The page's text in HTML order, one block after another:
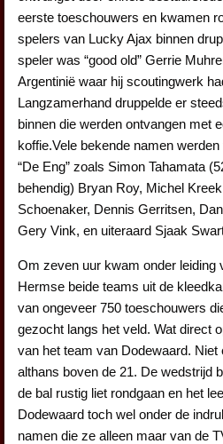
eerste toeschouwers en kwamen
spelers van Lucky Ajax binnen
speler was “good old” Gerrie
Argentinië waar hij scoutingwerk
Langzamerhand druppelde er
binnen die werden ontvangen met
koffie.Vele bekende namen
“De Eng” zoals Simon Tahamata
behendig) Bryan Roy, Michel
Schoenaker, Dennis Gerritsen,
Gery Vink, en uiteraard Sjaak
Om zeven uur kwam onder leiding
Hermse beide teams uit de
van ongeveer 750 toeschouwers
gezocht langs het veld. Wat direct
van het team van Dodewaard. Niet
althans boven de 21. De wedstrijd
de bal rustig liet rondgaan en het
Dodewaard toch wel onder de
namen die ze alleen maar van de